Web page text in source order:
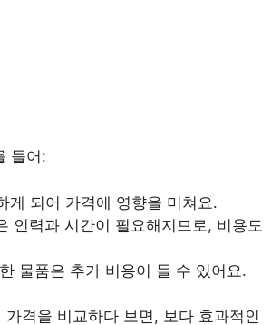
들어:
게 되어 가격에 영향을 미쳐요.
인력과 시간이 필요해지므로, 비용도
물품은 추가 비용이 들 수 있어요.
격을 비교하다 보면, 보다 효과적인